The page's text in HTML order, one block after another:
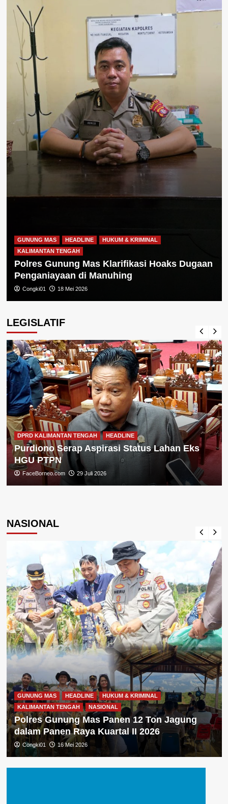
GUNUNG MAS HEADLINE
HUKUM & KRIMINAL
KALIMANTAN TENGAH
Polres Gunung Mas Klarifikasi Hoaks Dugaan
Penganiayaan di Manuhing
Congki01 18 Mei 2026
LEGISLATIF
DPRD KALIMANTAN TENGAH HEADLINE
Purdiono Serap Aspirasi Status Lahan Eks
HGU PTPN
FaceBorneo.com 29 Juli 2026
NASIONAL
GUNUNG MAS HEADLINE
HUKUM & KRIMINAL
KALIMANTAN TENGAH
NASIONAL
Polres Gunung Mas Panen 12 Ton Jagung
dalam Panen Raya Kuartal II 2026
Congki01 16 Mei 2026